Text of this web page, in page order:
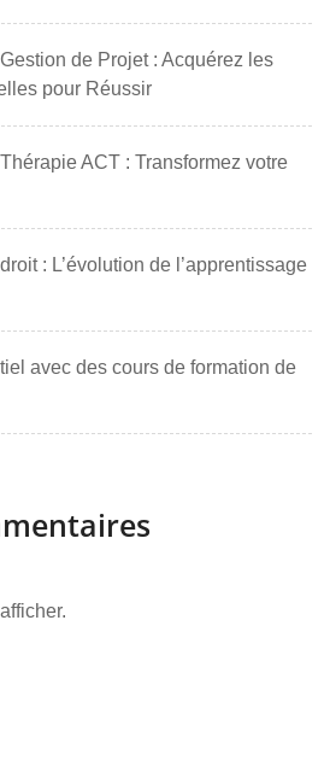
de Projet : Acquérez les
pour Réussir
ACT : Transformez votre
: L’évolution de l’apprentissage
avec des cours de formation de